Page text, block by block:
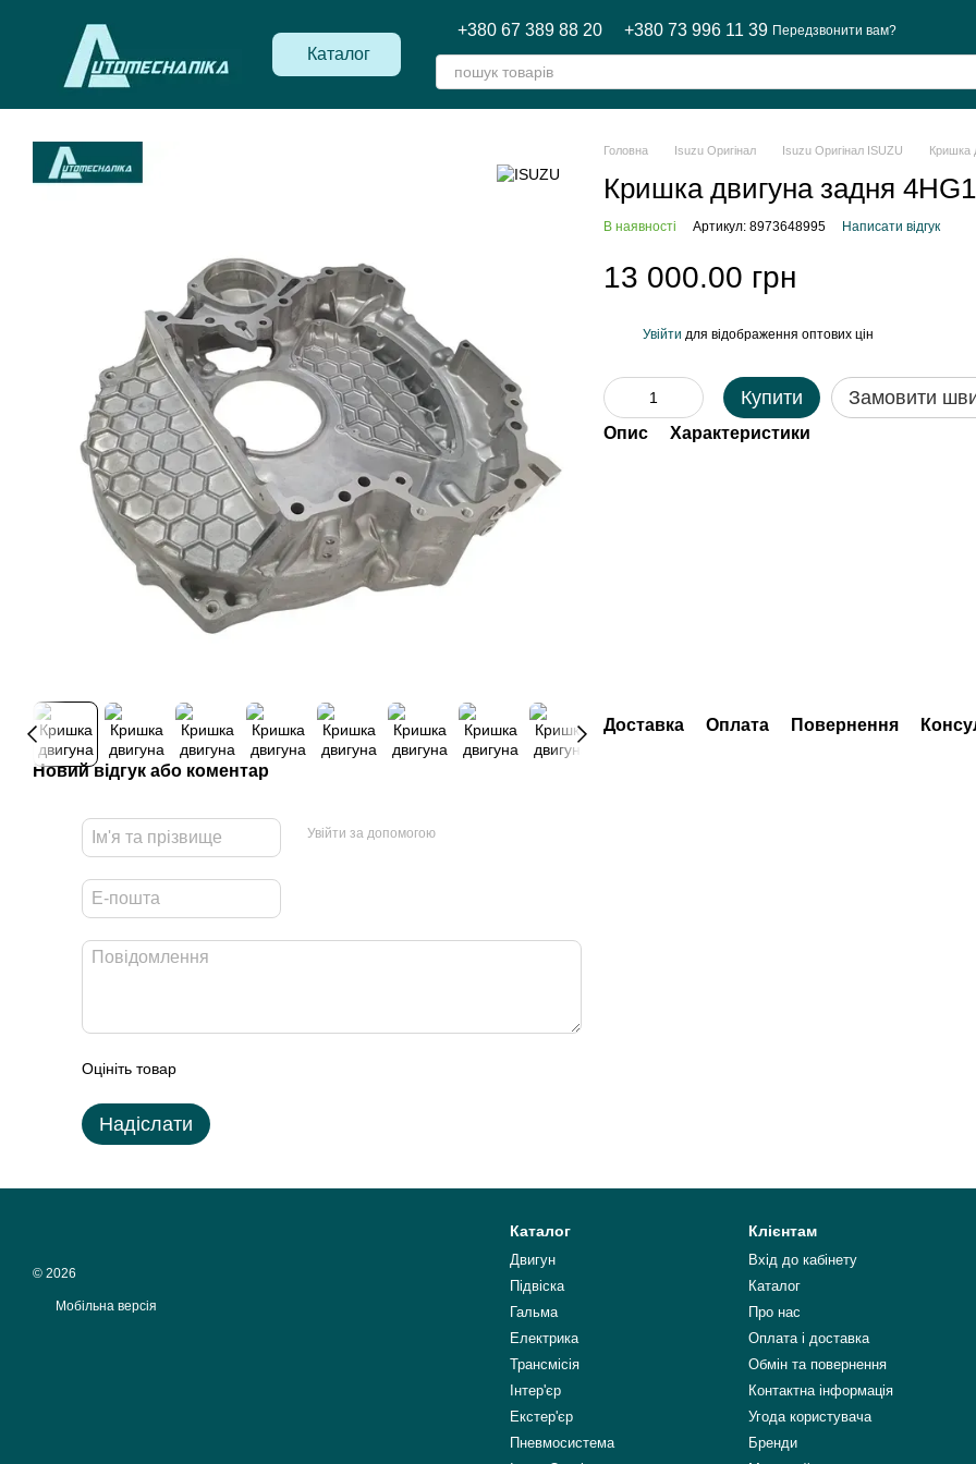
Каталог
+380 67 389 88 20 +380 73 996 11 39 Передзвонити вам?
Новий відгук або коментар
Увійти за допомогою
Оцініть товар
Надіслати
Головна Isuzu Оригінал Isuzu Оригінал ISUZU Кришка
Кришка двигуна задня
В наявності Артикул: 8973648995 Написати відгук
13 000.00 грн
Увійти для відображення оптових цін
Купити Замовити
Опис Характеристики
Доставка Оплата Повернення
© 2026
Мобільна версія
Каталог
Двигун
Підвіска
Гальма
Електрика
Трансмісія
Інтер'єр
Екстер'єр
Пневмосистема
Клієнтам
Вхід до кабінету
Каталог
Про нас
Оплата і доставка
Обмін та повернення
Контактна інформація
Угода користувача
Бренди